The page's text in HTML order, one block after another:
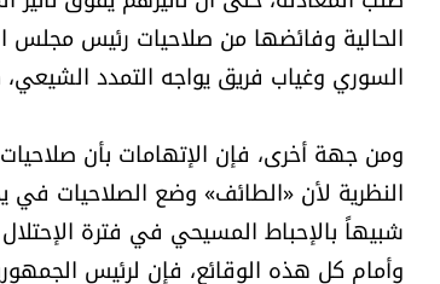
الحالية وفائضها من صلاحيات رئيس مجلس
السوري وغياب فريق يواجه التمدد
ومن جهة أخرى، فإن الإتهامات بأن
النظرية لأن «الطائف» وضع الصلاحيات في
شبيهاً بالإحباط المسيحي في فترة
وأمام كل هذه الوقائع، فإن لرئيس